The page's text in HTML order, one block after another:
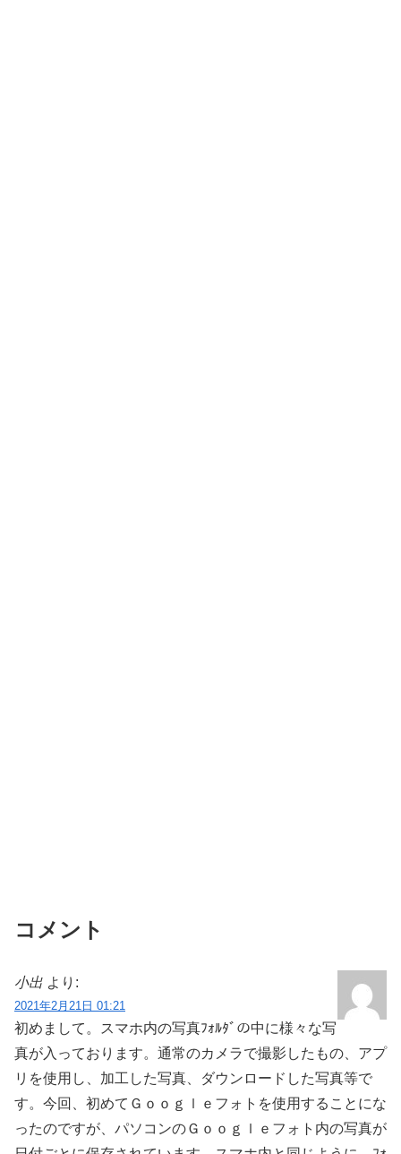
コメント
小出 より:
2021年2月21日 01:21
初めまして。スマホ内の写真ﾌｫﾙﾀﾞの中に様々な写
真が入っております。通常のカメラで撮影したもの、アプ
リを使用し、加工した写真、ダウンロードした写真等で
す。今回、初めてＧｏｏｇｌｅフォトを使用することにな
ったのですが、パソコンのＧｏｏｇｌｅフォト内の写真が